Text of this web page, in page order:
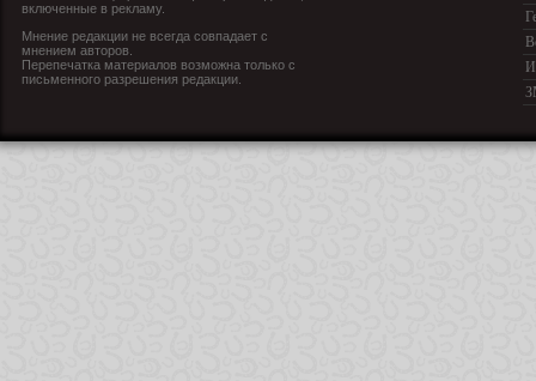
включенные в рекламу.
Мнение редакции не всегда совпадает с
мнением авторов.
Перепечатка материалов возможна только с
письменного разрешения редакции.